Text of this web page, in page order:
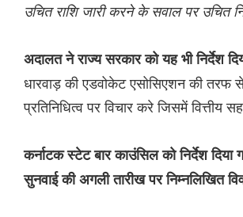
उचित राशि जारी करने के सवाल पर उचित
अदालत ने राज्य सरकार को यह भी निर्देश
धारवाड़ की एडवोकेट एसोसिएशन की तरफ
प्रतिनिधित्व पर विचार करे जिसमें वित्तीय
कर्नाटक स्टेट बार काउंसिल को निर्देश दिया
सुनवाई की अगली तारीख पर निम्नलिखित